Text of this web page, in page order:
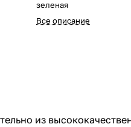
зеленая
Все описание
из